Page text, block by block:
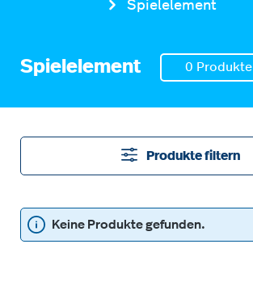
Spielelement
Spielelement 0 Produkte
Produkte filtern
Keine Produkte gefunden.